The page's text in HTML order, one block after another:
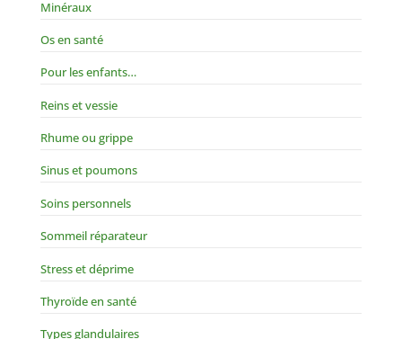
Minéraux
Os en santé
Pour les enfants…
Reins et vessie
Rhume ou grippe
Sinus et poumons
Soins personnels
Sommeil réparateur
Stress et déprime
Thyroïde en santé
Types glandulaires